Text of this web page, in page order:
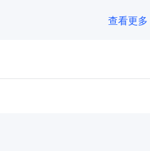
查看更多